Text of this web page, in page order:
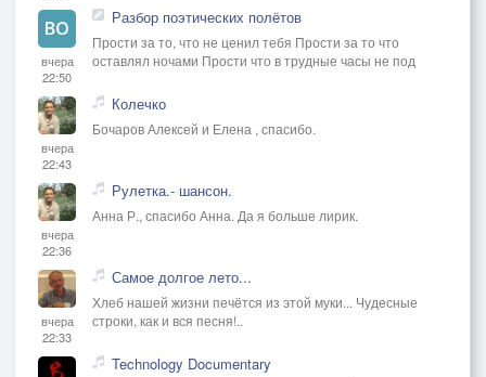
вчера
22:50
Разбор поэтических полётов
Прости за то, что не ценил тебя Прости за то что
оставлял ночами Прости что в трудные часы не под
вчера
22:43
Колечко
Бочаров Алексей и Елена , спасибо.
вчера
22:36
Рулетка.- шансон.
Анна Р., спасибо Анна. Да я больше лирик.
вчера
22:33
Самое долгое лето...
Хлеб нашей жизни печётся из этой муки... Чудесные
строки, как и вся песня!..
Technology Documentary